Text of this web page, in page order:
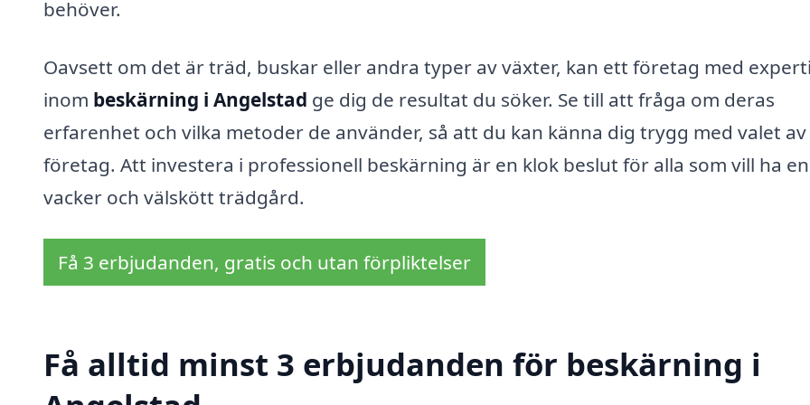
behöver.
Oavsett om det är träd, buskar eller andra typer av växter, kan ett företag med
inom beskärning i Angelstad ge dig de resultat du söker. Se till att fråga om deras
erfarenhet och vilka metoder de använder, så att du kan känna dig trygg med valet av
företag. Att investera i professionell beskärning är en klok beslut för alla som vill ha en
vacker och välskött trädgård.
Få 3 erbjudanden, gratis och utan förpliktelser
Få alltid minst 3 erbjudanden för beskärning i